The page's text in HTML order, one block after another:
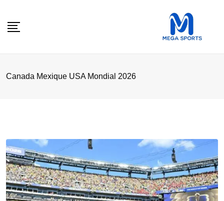
Canada Mexique USA Mondial 2026